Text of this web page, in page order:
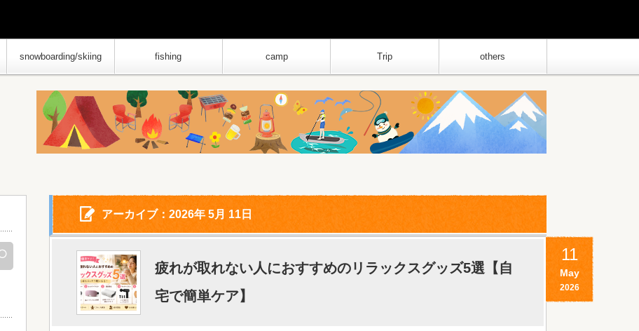
snowboarding/skiing fishing camp Trip others
アーカイブ：2026年 5月 11日
11
May
2026
疲れが取れない人におすすめのリラックスグッズ5選【自
宅で簡単ケア】